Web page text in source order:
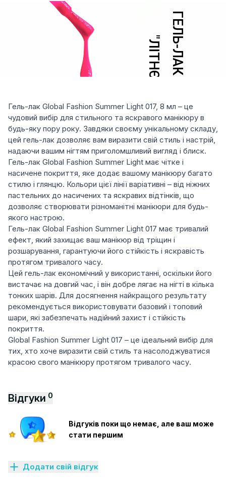
Гель-лак Global Fashion Summer Light 017, 8 мл – це
чудовий вибір для стильного та яскравого манікюру в
будь-яку пору року. Завдяки своєму унікальному складу,
цей гель-лак дозволяє вам виразити свій стиль і настрій,
надаючи вашим нігтям приголомшливий вигляд і блиск.
Гель-лак Global Fashion Summer Light має чітке і
насичене покриття, яке додає вашому манікюру багато
стилю і глянцю. Кольори цієї лінії варіативні – від ніжних
пастельних до насичених та яскравих відтінків, що
дозволяє створювати різноманітні манікюри для будь-
якого настрою.
Гель-лак Global Fashion Summer Light 017 має тривалий
ефект, який захищає ваш манікюр від тріщин і
розшарування, гарантуючи його стійкість і яскравість
протягом тривалого часу.
Цей гель-лак економічний у використанні, оскільки його
вистачає на довгий час, і він добре лягає на нігті в кілька
тонких шарів. Для досягнення найкращого результату
рекомендується використовувати базовий і топовий
шари, які забезпечать надійний захист і стійкість
покриття.
Global Fashion Summer Light 017 – це ідеальний вибір для
тих, хто хоче виразити свій стиль та насолоджуватися
красою свого манікюру протягом тривалого часу.
Відгуки 0
Відгуків поки що немає, але ваш може
стати першим
Додати свій відгук